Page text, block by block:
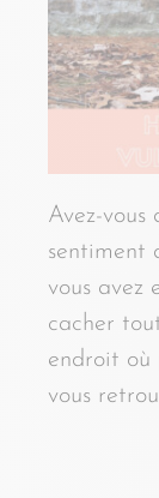
Avez-vous
sentiment
vous avez
cacher
endroit où
vous